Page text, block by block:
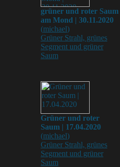
grüner und roter Saum
am Mond | 30.11.2020
(michael)
Grüner Strahl, grünes
Segment und grüner
Saum
Grüner und roter
Saum | 17.04.2020
(michael)
Grüner Strahl, grünes
Segment und grüner
Saum